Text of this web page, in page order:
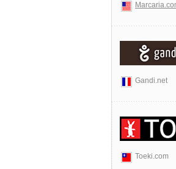
Gandi.net
Toeki.com